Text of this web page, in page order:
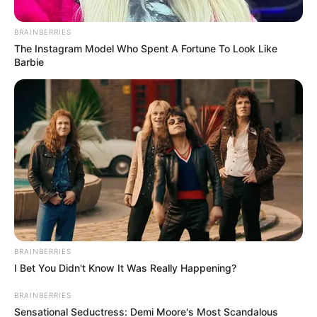
Captura de pantalla
Incendio en el norte de Bogotá.
Por:J. Adriana Pardo
Febrero 22, 2025
BRAINBERRIES
The Instagram Model Who Spent A Fortune To Look Like
Barbie
BRAINBERRIES
I Bet You Didn't Know It Was Really Happening?
BRAINBERRIES
Sensational Seductress: Demi Moore's Most Scandalous